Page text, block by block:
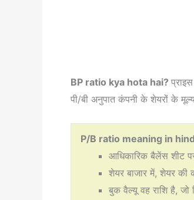
BP ratio kya hota hai?
पी/बी अनुपात कंपनी के शेयरों के
P/B ratio meaning in
आधिकारिक बैलेंस शीट
शेयर बाजार में, शेयर की
बुक वैल्यू वह राशि है, जो